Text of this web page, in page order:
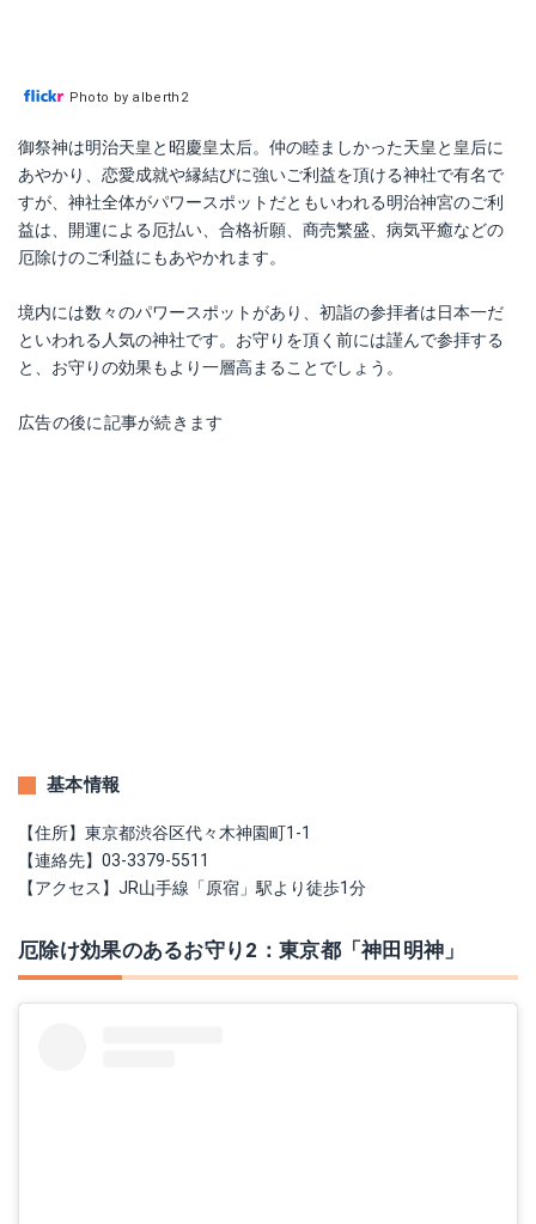
Photo by alberth2
御祭神は明治天皇と昭慶皇太后。仲の睦ましかった天皇と皇后に
あやかり、恋愛成就や縁結びに強いご利益を頂ける神社で有名で
すが、神社全体がパワースポットだともいわれる明治神宮のご利
益は、開運による厄払い、合格祈願、商売繁盛、病気平癒などの
厄除けのご利益にもあやかれます。
境内には数々のパワースポットがあり、初詣の参拝者は日本一だ
といわれる人気の神社です。お守りを頂く前には謹んで参拝する
と、お守りの効果もより一層高まることでしょう。
広告の後に記事が続きます
基本情報
【住所】東京都渋谷区代々木神園町1-1
【連絡先】03-3379-5511
【アクセス】JR山手線「原宿」駅より徒歩1分
厄除け効果のあるお守り2：東京都「神田明神」